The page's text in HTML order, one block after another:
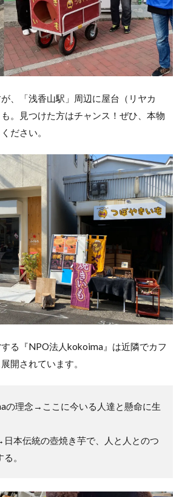
、「浅香山駅」周辺に屋台（リヤカ
。見つけた方はチャンス！ぜひ、本物
ださい。
する『NPO法人kokoima』は近隣でカフ
開されています。
の理念→ここに今いる人達と懸命に生
本伝統の壺焼き芋で、人と人とのつ
。